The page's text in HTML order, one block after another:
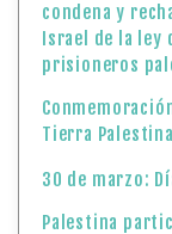
condena y
Israel de la
prisioneros
Tierra
30 de marzo:
Palestina